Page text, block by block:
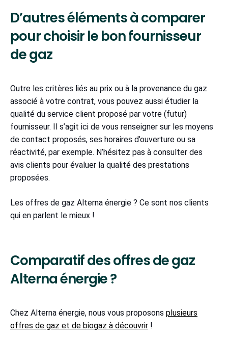
D’autres éléments à comparer
pour choisir le bon fournisseur
de gaz
Outre les critères liés au prix ou à la provenance du gaz
associé à votre contrat, vous pouvez aussi étudier la
qualité du service client proposé par votre (futur)
fournisseur. Il s’agit ici de vous renseigner sur les moyens
de contact proposés, ses horaires d’ouverture ou sa
réactivité, par exemple. N’hésitez pas à consulter des
avis clients pour évaluer la qualité des prestations
proposées.
Les offres de gaz Alterna énergie ? Ce sont nos clients
qui en parlent le mieux !
Comparatif des offres de gaz
Alterna énergie ?
Chez Alterna énergie, nous vous proposons plusieurs
offres de gaz et de biogaz à découvrir !